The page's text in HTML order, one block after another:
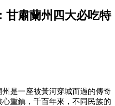
甘肅蘭州四大必吃特
是一座被黃河穿城而過的傳奇
重鎮，千百年來，不同民族的